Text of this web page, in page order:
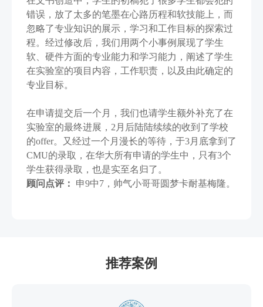
错误，放了太多的笔墨在心路历程和软技能上，而
忽略了专业知识的展示，学习和工作目标的探索过
程。经过修改后，我们用两个小事例展现了学生
软、硬件方面的专业能力和学习能力，阐述了学生
在实验室的项目内容，工作职责，以及由此确定的
专业目标。
在申请提交后一个月，我们也请学生额外补充了在
实验室的最终进展，2月后陆陆续续的收到了学校
的offer。又经过一个月漫长的等待，于3月底拿到了
CMU的录取，在华大所有申请的学生中，只有3个
学生获得录取，也是实至名归了。
顾问点评：
申9中7，帅气小哥哥圆梦卡耐基梅隆。
推荐案例